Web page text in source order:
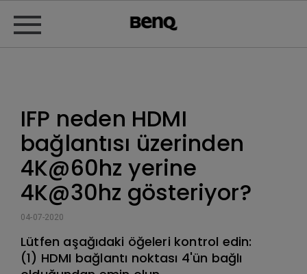
IFP neden HDMI
bağlantısı üzerinden
4K@60hz yerine
4K@30hz gösteriyor?
04-07-2020
Lütfen aşağıdaki öğeleri kontrol edin:
(1) HDMI bağlantı noktası 4'ün bağlı